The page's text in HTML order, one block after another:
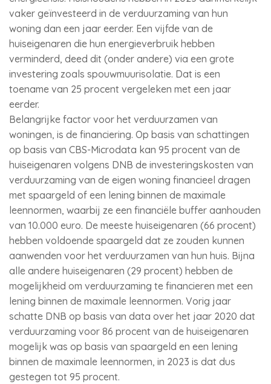
vaker geïnvesteerd in de verduurzaming van hun
woning dan een jaar eerder. Een vijfde van de
huiseigenaren die hun energieverbruik hebben
verminderd, deed dit (onder andere) via een grote
investering zoals spouwmuurisolatie. Dat is een
toename van 25 procent vergeleken met een jaar
eerder.
Belangrijke factor voor het verduurzamen van
woningen, is de financiering. Op basis van schattingen
op basis van CBS-Microdata kan 95 procent van de
huiseigenaren volgens DNB de investeringskosten van
verduurzaming van de eigen woning financieel dragen
met spaargeld of een lening binnen de maximale
leennormen, waarbij ze een financiële buffer aanhouden
van 10.000 euro. De meeste huiseigenaren (66 procent)
hebben voldoende spaargeld dat ze zouden kunnen
aanwenden voor het verduurzamen van hun huis. Bijna
alle andere huiseigenaren (29 procent) hebben de
mogelijkheid om verduurzaming te financieren met een
lening binnen de maximale leennormen. Vorig jaar
schatte DNB op basis van data over het jaar 2020 dat
verduurzaming voor 86 procent van de huiseigenaren
mogelijk was op basis van spaargeld en een lening
binnen de maximale leennormen, in 2023 is dat dus
gestegen tot 95 procent.